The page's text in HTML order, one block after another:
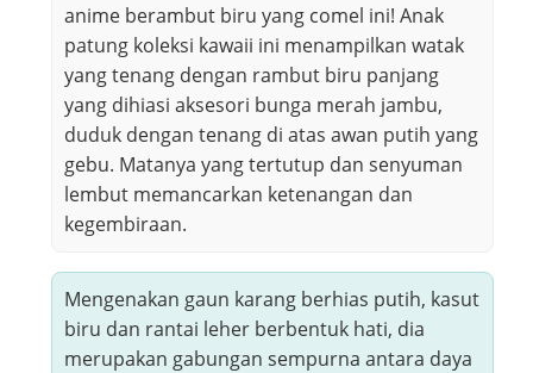
anime berambut biru yang comel ini! Anak
patung koleksi kawaii ini menampilkan watak
yang tenang dengan rambut biru panjang
yang dihiasi aksesori bunga merah jambu,
duduk dengan tenang di atas awan putih yang
gebu. Matanya yang tertutup dan senyuman
lembut memancarkan ketenangan dan
kegembiraan.
Mengenakan gaun karang berhias putih, kasut
biru dan rantai leher berbentuk hati, dia
merupakan gabungan sempurna antara daya